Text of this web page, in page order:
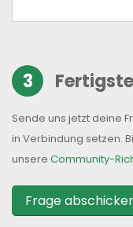
3
Sende uns jetzt deine
in Verbindung setzen.
unsere Community-
Frage